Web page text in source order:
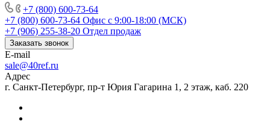
+7 (800) 600-73-64
+7 (800) 600-73-64 Офис с 9:00-18:00 (МСК)
+7 (906) 255-38-20 Отдел продаж
Заказать звонок
E-mail
sale@40ref.ru
Адрес
г. Санкт-Петербург, пр-т Юрия Гагарина 1, 2 этаж, каб. 220